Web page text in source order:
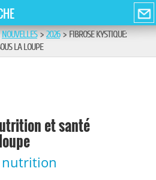
NOUVELLES>2026>FIBROSE KYSTIQUE:
LA LOUPE
et santé
nutrition